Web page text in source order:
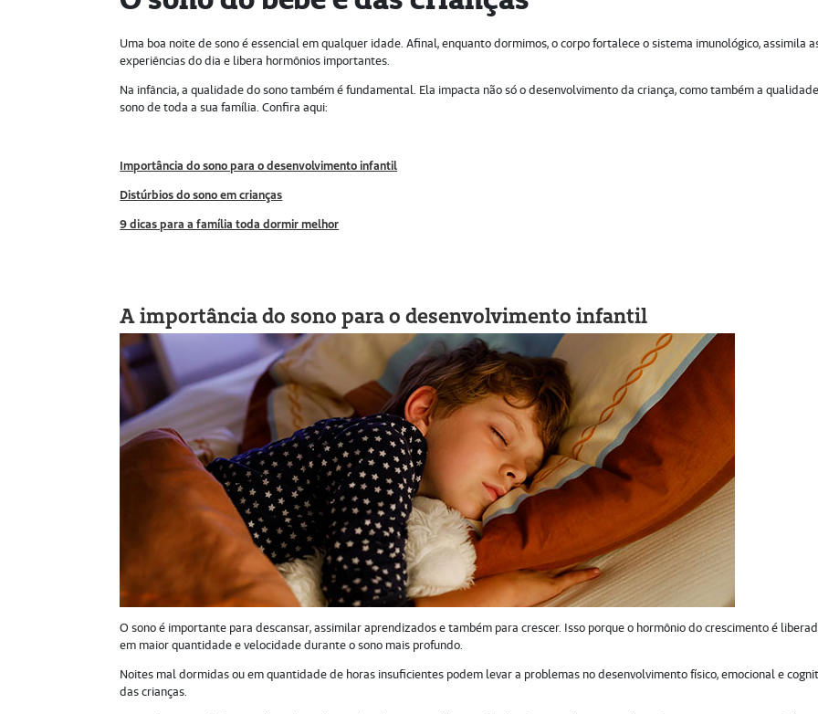
Uma boa noite de sono é essencial em qualquer idade. Afinal, enquanto dormimos, o corpo fortalece o sistema imunológico, assimila
experiências do dia e libera hormônios importantes.
Na infância, a qualidade do sono também é fundamental. Ela impacta não só o desenvolvimento da criança, como também a
sono de toda a sua família. Confira aqui:
Importância do sono para o desenvolvimento infantil
Distúrbios do sono em crianças
9 dicas para a família toda dormir melhor
A importância do sono para o desenvolvimento infantil
O sono é importante para descansar, assimilar aprendizados e também para crescer. Isso porque o hormônio do crescimento é
em maior quantidade e velocidade durante o sono mais profundo.
Noites mal dormidas ou em quantidade de horas insuficientes podem levar a problemas no desenvolvimento físico, emocional e
das crianças.